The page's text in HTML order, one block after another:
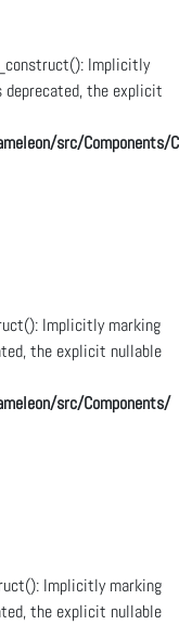
Implicitly
deprecated, the explicit
src/Components/C
Implicitly marking
the explicit nullable
src/Components/
Implicitly marking
the explicit nullable